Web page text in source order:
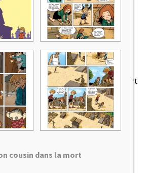
François
07 janvier jusqu’au 07 février, la
(Creuse-grand-sud) me fait
une exposition.
des planches originales de la plupart
Cassebonbon », « Il fera beau
dans la mort », « Space Kariboo »,
»…)
cousin dans la mort